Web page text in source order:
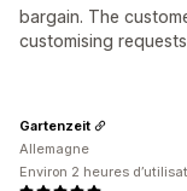
bargain. The
customising
Gartenzeit
Allemagne
Environ 2 heures